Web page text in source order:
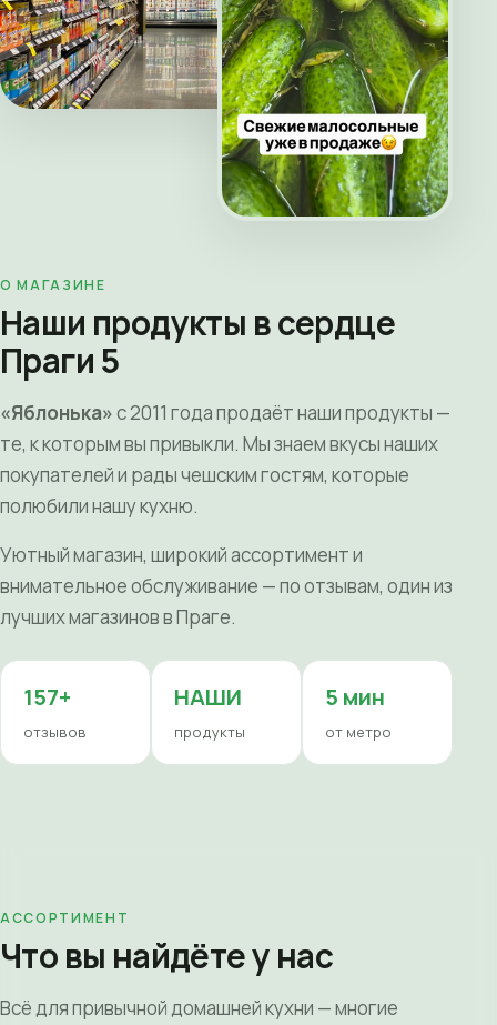
О МАГАЗИНЕ
Наши продукты в сердце
Праги 5
«Яблонька»с 2011 года продаёт наши продукты —
те, к которым вы привыкли. Мы знаем вкусы наших
покупателей и рады чешским гостям, которые
полюбили нашу кухню.
Уютный магазин, широкий ассортимент и
внимательное обслуживание — по отзывам, один из
лучших магазинов в Праге.
157+
отзывов
НАШИ
продукты
5 мин
от метро
АССОРТИМЕНТ
Что вы найдёте у нас
Всё для привычной домашней кухни — многие